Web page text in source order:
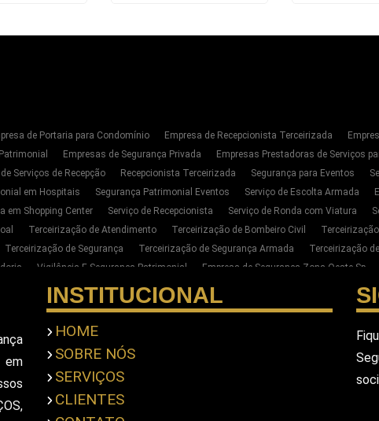
de Portaria para Condomínio Empresa de Recepcionista Terceirizada
Empresas de Segurança Privada
Empresas Prestadoras de Serviços
Serviços de Recepção Recepcionista Terceirizada Segurança para Eventos
em Hospitais Segurança Patrimonial Eventos Serviço de Escolta Armada
em Shopping Center Serviço de Recepcionista Serviço de Ronda com Viatura
Terceirização de Atendimento Terceirização de Bombeiro Civil
Terceirização de Segurança Terceirização de Segurança Armada
Terceirização
Vigilância E Segurança Patrimonial Empresa de Segurança Zona Oeste Sp
Segurança Privada Zona Oeste SP Serviço de Segurança Privada Sp
para Empresas na Zona Oeste de SP
Empresa de Portaria E Limpeza na Zona Oeste
Seguranca Particular Armado
Empresa De Seguranca Pessoal Privada Empresa De Seguranca Privada
Escolta Armada Pessoal Seguranca Particular Pessoal Seguranca Pessoal
Privada Em Sao Paulo Empresa De
INSTITUCIONAL
HOME
SOBRE NÓS
SERVIÇOS
CLIENTES